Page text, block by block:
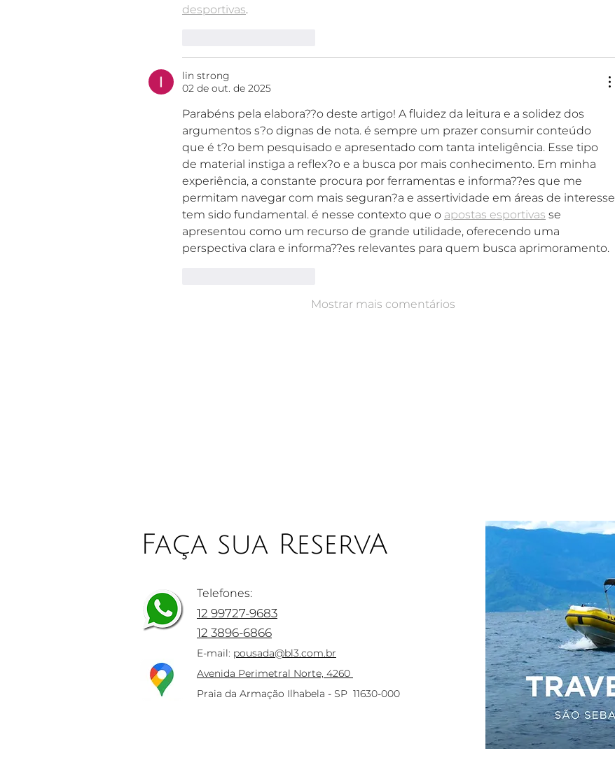
desportivas.
lin strong
02 de out. de 2025
Parabéns pela elabora??o deste artigo! A fluidez da leitura e a solidez dos
argumentos s?o dignas de nota. é sempre um prazer consumir conteúdo
que é t?o bem pesquisado e apresentado com tanta inteligência. Esse tipo
de material instiga a reflex?o e a busca por mais conhecimento. Em minha
experiência, a constante procura por ferramentas e informa??es que me
permitam navegar com mais seguran?a e assertividade em áreas de interesse
tem sido fundamental. é nesse contexto que o apostas esportivas se
apresentou como um recurso de grande utilidade, oferecendo uma
perspectiva clara e informa??es relevantes para quem busca aprimoramento.
Mostrar mais comentários
Faça sua ReservA
Telefones:
12 99727-9683
12 3896-6866
E-mail: pousada@bl3.com.br
Avenida Perimetral Norte, 4260
Praia da Armação Ilhabela - SP 11630-000